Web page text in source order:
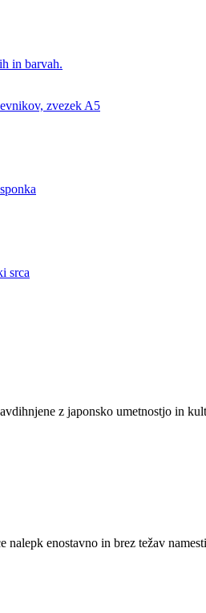
z japonsko umetnostjo in
enostavno in brez težav